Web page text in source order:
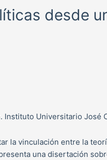
desde
Universitario José
la vinculación entre la
una disertación